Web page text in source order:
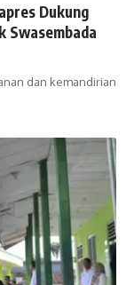
Dukung
Swasembada
dan kemandirian